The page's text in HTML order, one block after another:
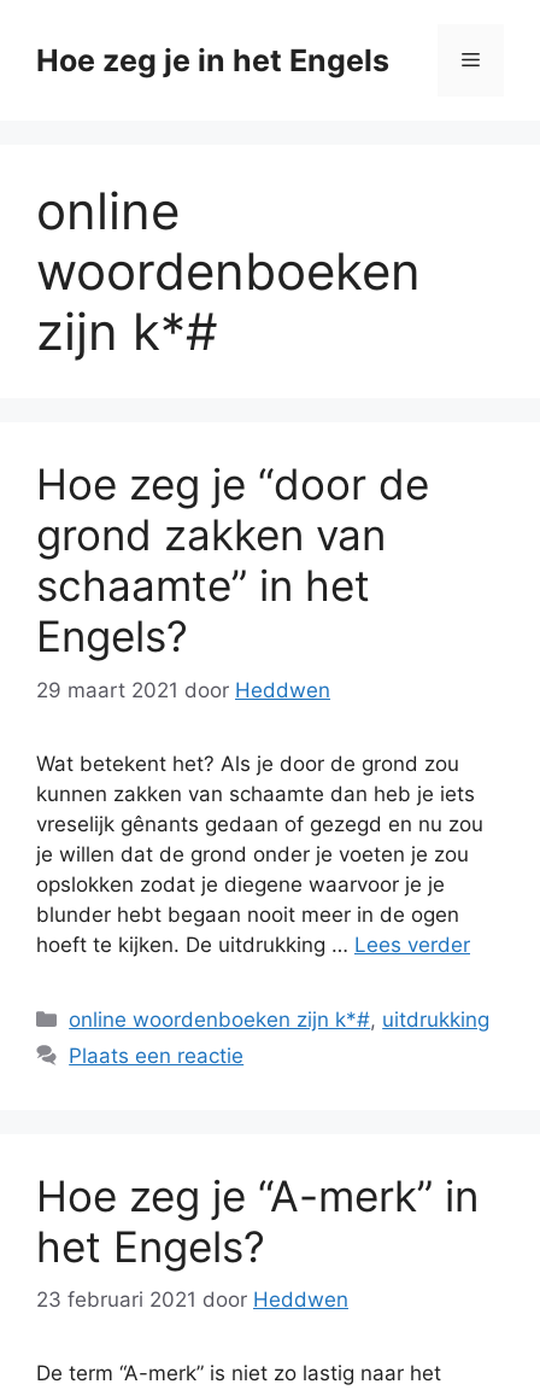
naarHoe zeg je in het Engels Menu
online
woordenboeken
zijn k*#
Hoe zeg je “door de
grond zakken van
schaamte” in het
Engels?
29 maart 2021 door Heddwen
Wat betekent het? Als je door de grond zou
kunnen zakken van schaamte dan heb je iets
vreselijk gênants gedaan of gezegd en nu zou
je willen dat de grond onder je voeten je zou
opslokken zodat je diegene waarvoor je je
blunder hebt begaan nooit meer in de ogen
hoeft te kijken. De uitdrukking … Lees verder
Categorieën
online woordenboeken zijn k*#, uitdrukking
Plaats een reactie
Hoe zeg je “A-merk” in
het Engels?
23 februari 2021 door Heddwen
De term “A-merk” is niet zo lastig naar het